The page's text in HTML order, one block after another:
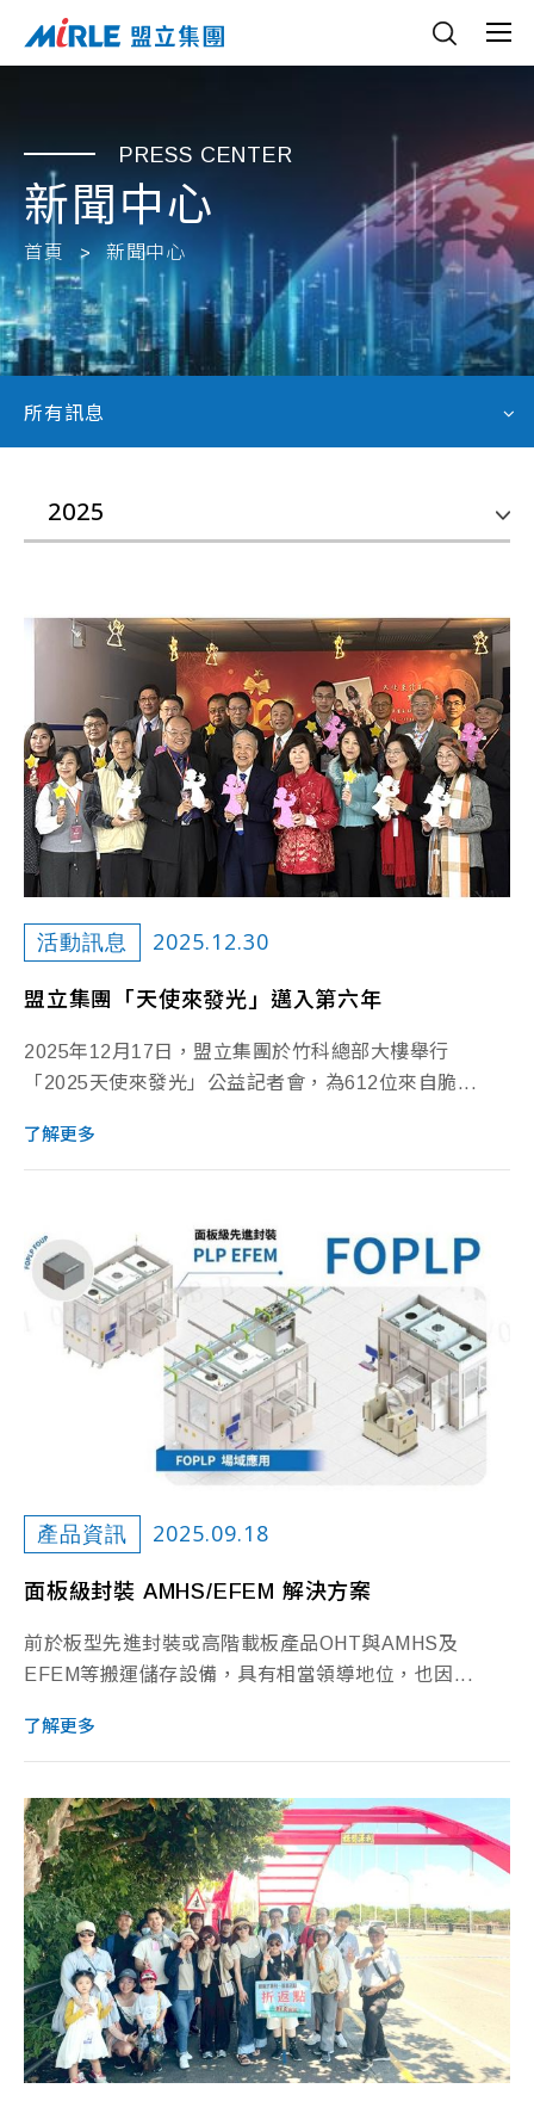
PRESS CENTER
新聞中心
首頁 新聞中心
所有訊息
2025
活動訊息 2025.12.30
盟立集團「天使來發光」邁入第六年
2025年12月17日，盟立集團於竹科總部大樓舉行
「2025天使來發光」公益記者會，為612位來自脆...
了解更多
產品資訊 2025.09.18
面板級封裝 AMHS/EFEM 解決方案
前於板型先進封裝或高階載板產品OHT與AMHS及
EFEM等搬運儲存設備，具有相當領導地位，也因...
了解更多